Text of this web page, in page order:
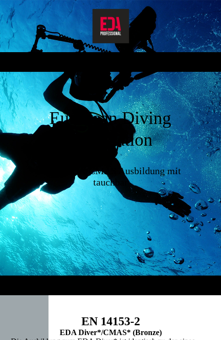
European Diving
Association
Deine EDA/CMAS Ausbildung mit
tauchbar
EN 14153-2
EDA Diver*/CMAS* (Bronze)